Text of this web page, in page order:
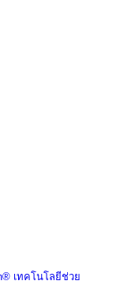
เทคโนโลยีช่วย